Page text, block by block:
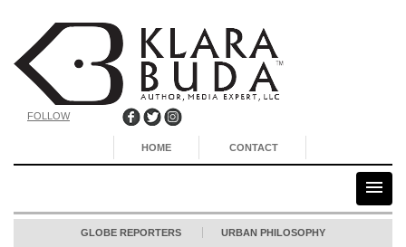
FOLLOW
HOME CONTACT
GLOBE REPORTERS URBAN PHILOSOPHY